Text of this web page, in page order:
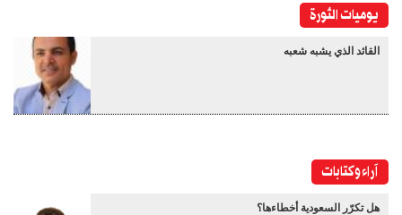
يوميات الثورة
القائد الذي يشبه شعبه
آراء وكتابات
هل تكرّر السعودية أخطاءها؟